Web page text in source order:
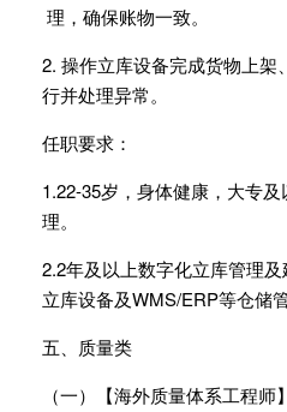
理，确保账物一致。
2. 操作立库设备完成货物上架
行并处理异常。
任职要求：
1.22-35岁，身体健康，大专
理。
2.2年及以上数字化立库管理
立库设备及WMS/ERP等仓储管
五、质量类
（一）【海外质量体系工程师